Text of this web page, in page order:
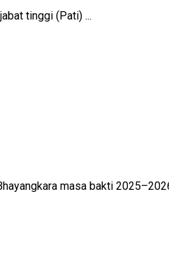
tinggi (Pati) ...
masa bakti